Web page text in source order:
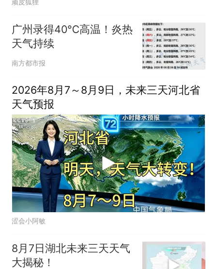
顽皮狐狸
广州录得40℃高温！炎热
天气持续
南方都市报
2026年8月7～8月9日，未来三天河北省
天气预报
涩会小阿敏
8月7日湖北未来三天天气
大揭秘！